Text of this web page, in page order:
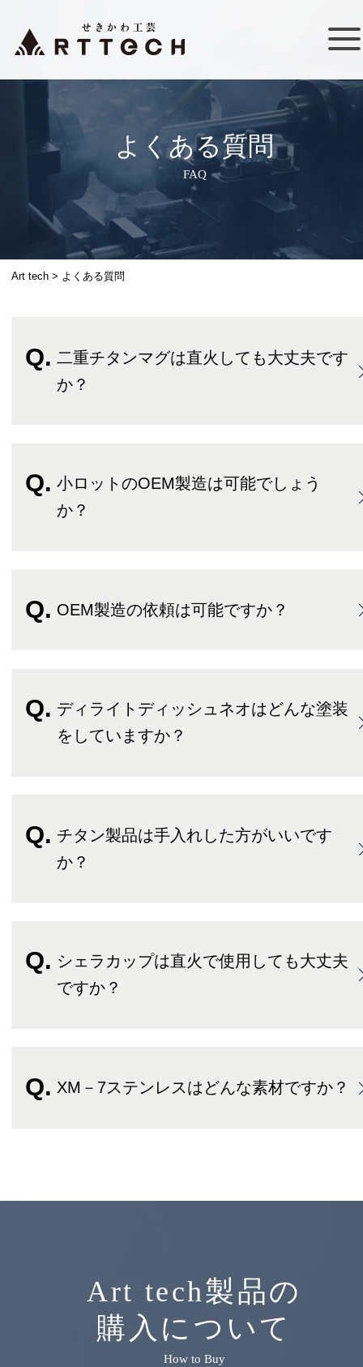
よくある質問
FAQ
Art tech > よくある質問
二重チタンマグは直火しても大丈夫です
か？
小ロットのOEM製造は可能でしょう
か？
OEM製造の依頼は可能ですか？
ディライトディッシュネオはどんな塗装
をしていますか？
チタン製品は手入れした方がいいです
か？
シェラカップは直火で使用しても大丈夫
ですか？
XM－7ステンレスはどんな素材ですか？
Art tech製品の
購入について
How to Buy